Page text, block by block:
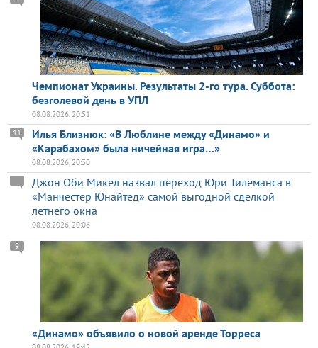
Чемпионат Украины. Результаты 2-го тура. Суббота:
безголевой день в УПЛ
08.08.2026, 20:51
Илья Близнюк: «В Люблине между «Динамо» и
«Карабахом» была ничейная игра…»
11
08.08.2026, 20:30
Джон Оби Микел назвал переход Юри Тилеманса в
«Манчестер Юнайтед» самой выгодной сделкой
летнего окна
08.08.2026, 20:06
«Динамо» объявило о новой аренде Торреса
9